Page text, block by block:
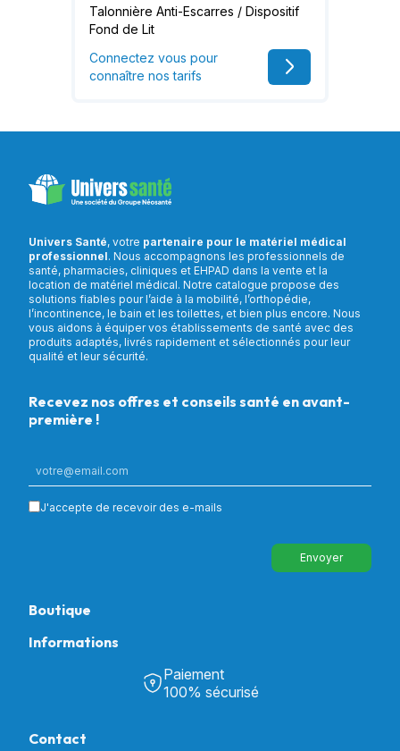
Talonnière Anti-Escarres / Dispositif
Fond de Lit
Connectez vous pour
connaître nos tarifs
Univers Santé, votre partenaire pour le matériel médical
professionnel. Nous accompagnons les professionnels de
santé, pharmacies, cliniques et EHPAD dans la vente et la
location de matériel médical. Notre catalogue propose des
solutions fiables pour l’aide à la mobilité, l’orthopédie,
l’incontinence, le bain et les toilettes, et bien plus encore. Nous
vous aidons à équiper vos établissements de santé avec des
produits adaptés, livrés rapidement et sélectionnés pour leur
qualité et leur sécurité.
Recevez nos offres et conseils santé en avant-
première !
J'accepte de recevoir des e-mails
Envoyer
Boutique
Puériculture
Informations
Découvrir Univers Santé
Notre catalogue
Paiement
100% sécurisé
Contact